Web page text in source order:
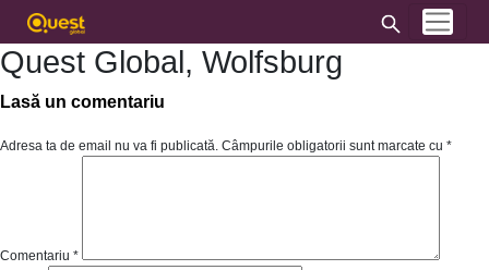
Quest Global, Wolfsburg
Lasă un comentariu
Adresa ta de email nu va fi publicată. Câmpurile obligatorii sunt marcate cu *
Comentariu *